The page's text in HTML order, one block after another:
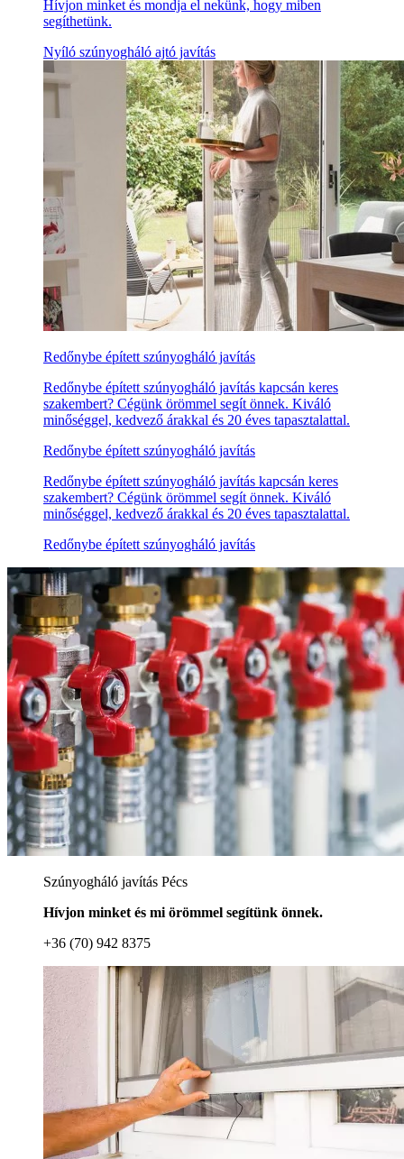
Hívjon minket és mondja el nekünk, hogy miben
segíthetünk.
Nyíló szúnyogháló ajtó javítás
Redőnybe épített szúnyogháló javítás
Redőnybe épített szúnyogháló javítás kapcsán keres
szakembert? Cégünk örömmel segít önnek. Kiváló
minőséggel, kedvező árakkal és 20 éves tapasztalattal.
Redőnybe épített szúnyogháló javítás
Redőnybe épített szúnyogháló javítás kapcsán keres
szakembert? Cégünk örömmel segít önnek. Kiváló
minőséggel, kedvező árakkal és 20 éves tapasztalattal.
Redőnybe épített szúnyogháló javítás
Szúnyogháló javítás Pécs
Hívjon minket és mi örömmel segítünk önnek.
+36 (70) 942 8375